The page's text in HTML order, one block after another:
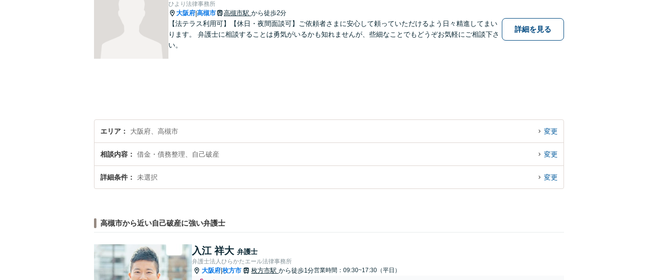
ひより法律事務所
大阪府|高槻市 高槻市駅 から徒歩2分
【法テラス利用可】【休日・夜間面談可】ご依頼者さまに安心して頼っていただけるよう日々精進してまい
ります。 弁護士に相談することは勇気がいるかも知れませんが、些細なことでもどうぞお気軽にご相談下さ
い。
詳細を見る
エリア 大阪府、高槻市 変更
相談内容 借金・債務整理、自己破産 変更
詳細条件 未選択 変更
高槻市から近い自己破産に強い弁護士
入江 祥大 弁護士
弁護士法人ひらかたエール法律事務所
大阪府 枚方市 枚方市駅 から徒歩1分営業時間：09:30~17:30（平日）